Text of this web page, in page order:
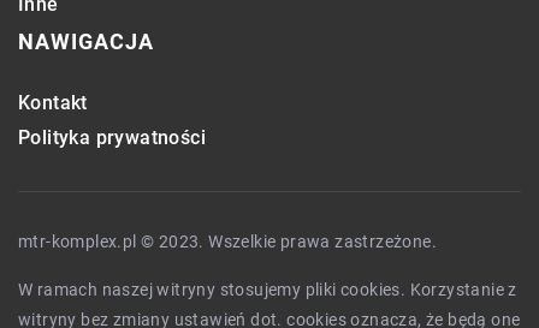
NAWIGACJA
Kontakt
Polityka prywatności
mtr-komplex.pl © 2023. Wszelkie prawa zastrzeżone.
W ramach naszej witryny stosujemy pliki cookies. Korzystanie z
witryny bez zmiany ustawień dot. cookies oznacza, że będą one